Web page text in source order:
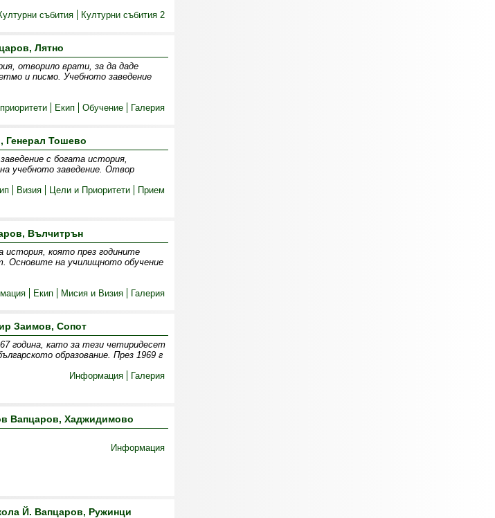
събития Културни събития 2
Лятно
отворило врати, за да даде
и писмо. Учебното заведение
Екип Обучение Галерия
Генерал Тошево
с богата история,
учебното заведение. Отвор
Визия Цели и Приоритети Прием
Вълчитрън
история, която през годините
Основите на училищното обучение
Екип Мисия и Визия Галерия
Заимов, Сопот
година, като за тези четиридесет
образование. През 1969 г
Информация
Галерия
Вапцаров, Хаджидимово
Информация
Й. Вапцаров, Ружинци